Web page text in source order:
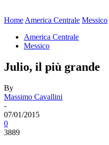
Home America Centrale Messico
America Centrale
Messico
Julio, il più grande
By
Massimo Cavallini
-
07/01/2015
0
3889